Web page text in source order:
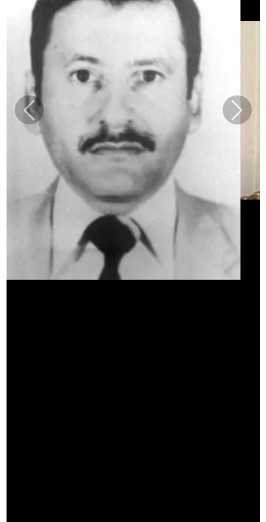
Previous Next